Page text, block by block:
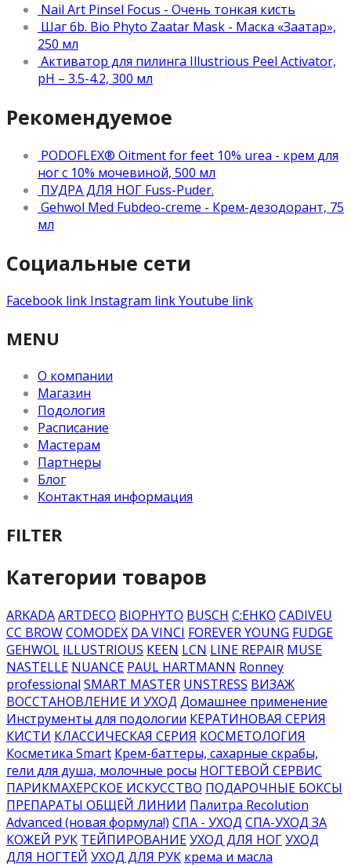
Nail Art Pinsel Focus - Очень тонкая кисть
Шаг 6b. Bio Phyto Zaatar Mask - Маска «Заатар»,
250 мл
Активатор для пилинга Illustrious Peel Activator,
pH – 3.5-4.2, 300 мл
Рекомендуемое
PODOFLEX® Oitment for feet 10% urea - крем для
ног с 10% мочевиной, 500 мл
ПУДРА ДЛЯ НОГ Fuss-Puder.
Gehwol Med Fubdeo-creme - Крем-дезодорант, 75
мл
Социальные сети
Facebook link Instagram linkYoutube link
MENU
О компании
Магазин
Подология
Расписание
Мастерам
Партнеры
Блог
Контактная информация
FILTER
Категории товаров
ARKADAARTDECO BIOPHYTO BUSCH C:EHKO CADIVEU
CC BROWCOMODEX DA VINCI FOREVER YOUNG FUDGE
GEHWOL ILLUSTRIOUS KEEN LCN LINE REPAIR MUSE
NASTELLE NUANCE PAUL HARTMANN Ronney
professional SMART MASTER UNSTRESS ВИЗАЖ
ВОССТАНОВЛЕНИЕ И УХОД Домашнее применение
Инструменты для подологии КЕРАТИНОВАЯ СЕРИЯ
КИСТИ КЛАССИЧЕСКАЯ СЕРИЯ КОСМЕТОЛОГИЯ
Косметика Smart Крем-баттеры, сахарные скрабы,
гели для душа, молочные росы НОГТЕВОЙ СЕРВИС
ПАРИКМАХЕРСКОЕ ИСКУССТВО ПОДАРОЧНЫЕ БОКСЫ
ПРЕПАРАТЫ ОБЩЕЙ ЛИНИИ Палитра Recolution
Advanced (новая формула!) СПА - УХОД СПА-УХОД ЗА
КОЖЕЙ РУК ТЕЙПИРОВАНИЕУХОД ДЛЯ НОГУХОД
ДЛЯ НОГТЕЙ УХОД ДЛЯ РУК крема и масла